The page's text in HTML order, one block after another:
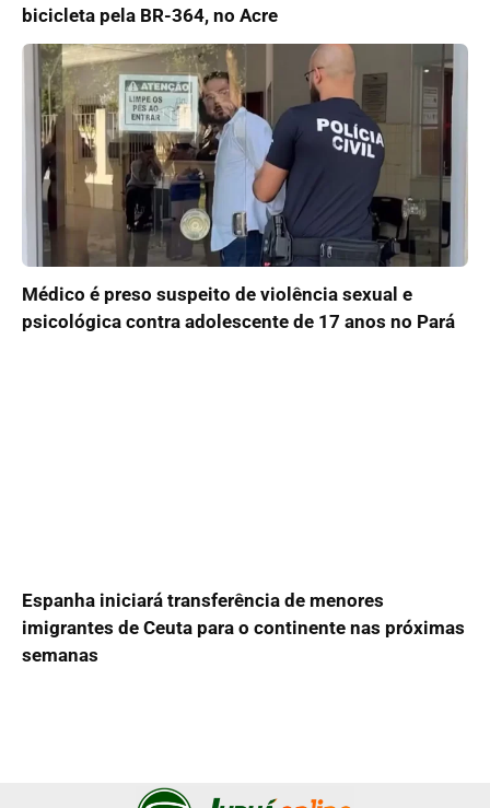
bicicleta pela BR-364, no Acre
Médico é preso suspeito de violência sexual e
psicológica contra adolescente de 17 anos no Pará
Espanha iniciará transferência de menores
imigrantes de Ceuta para o continente nas próximas
semanas